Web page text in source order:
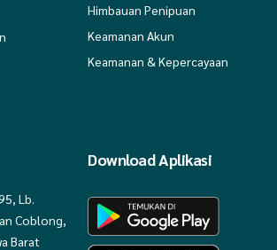
Himbauan Penipuan
Keamanan Akun
Keamanan & Kepercayaan
Lb.
Coblong,
Barat
Download Aplikasi